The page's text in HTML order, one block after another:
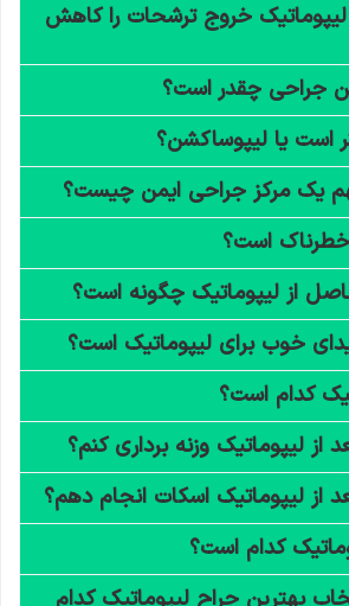
خروج ترشحات را کاهش
جراحی چقدر است؟
است یا لیپوساکشن؟
یک مرکز جراحی ایمن چیست؟
خطرناک است؟
از لیپوماتیک چگونه است؟
خوب برای لیپوماتیک است؟
کدام است؟
از لیپوماتیک وزنه برداری کنم؟
از لیپوماتیک اسکات انجام دهم؟
کدام است؟